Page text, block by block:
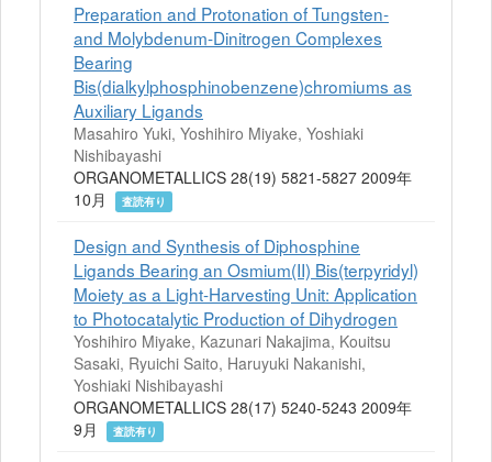
Preparation and Protonation of Tungsten-
and Molybdenum-Dinitrogen Complexes
Bearing
Bis(dialkylphosphinobenzene)chromiums as
Auxiliary Ligands
Masahiro Yuki, Yoshihiro Miyake, Yoshiaki
Nishibayashi
ORGANOMETALLICS 28(19) 5821-5827 2009年
10月
査読有り
Design and Synthesis of Diphosphine
Ligands Bearing an Osmium(II) Bis(terpyridyl)
Moiety as a Light-Harvesting Unit: Application
to Photocatalytic Production of Dihydrogen
Yoshihiro Miyake, Kazunari Nakajima, Kouitsu
Sasaki, Ryuichi Saito, Haruyuki Nakanishi,
Yoshiaki Nishibayashi
ORGANOMETALLICS 28(17) 5240-5243 2009年
9月
査読有り